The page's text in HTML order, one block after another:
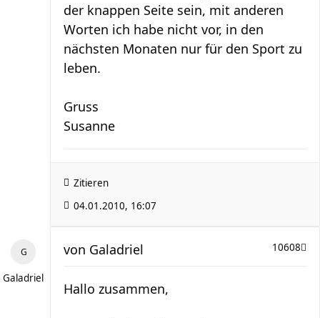
der knappen Seite sein, mit anderen
Worten ich habe nicht vor, in den
nächsten Monaten nur für den Sport zu
leben.
Gruss
Susanne
Zitieren
04.01.2010, 16:07
Galadriel
10608
von Galadriel
Hallo zusammen,